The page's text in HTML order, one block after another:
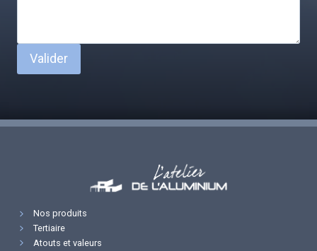
Valider
Nos produits
Tertiaire
Atouts et valeurs